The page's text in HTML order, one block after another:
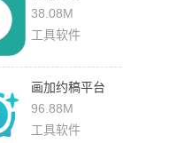
3.1.1(001) 安卓
版
38.08M
工具软件
画加约稿平台
3.21.0 安卓版
96.88M
工具软件